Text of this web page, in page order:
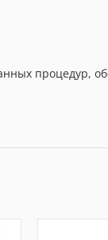
процедур,